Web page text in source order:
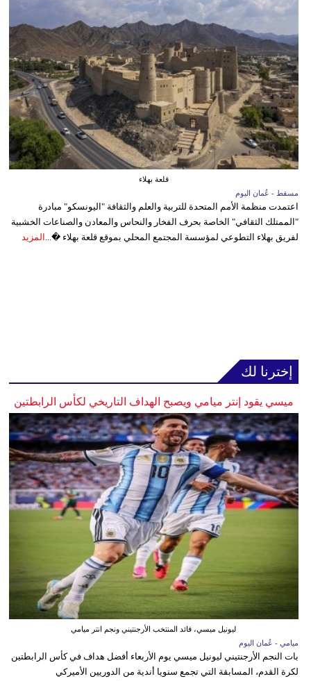
قلعة بهلاء
مسقط - عُمان اليوم
اعتمدت منظمة الأمم المتحدة للتربية والعلم والثقافة "اليونسكو" مبادرة
"الممتلك الثقافي" الخاصة بحرف الفخار والنحاس والمعادن والصناعات الخشبية
لفريق بهلاء التطوعي لمؤسسة المجتمع المحلي بموقع قلعة بهلاء �... المزيد
إخترنا لك
ميسي يقود إنتر ميامي ويصبح الهداف التاريخي لكأس الرابطتين
ليونيل ميسي، قائد المنتخب الأرجنتيني ونجم انتر ميامي
ميامي - عُمان اليوم
بات النجم الأرجنتيني ليونيل ميسي يوم الأربعاء أفضل هداف في كأس الرابطتين
لكرة القدم، المسابقة التي تجمع سنويا أندية من الدوريين الأميركي